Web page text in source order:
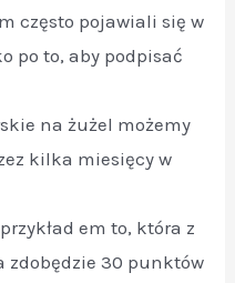
często pojawiali się w
po to, aby podpisać
na żużel możemy
kilka miesięcy w
em to, która z
zdobędzie 30 punktów